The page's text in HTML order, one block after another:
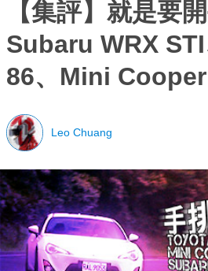
【集評】就是要
Subaru WRX
86、Mini
Leo Chuang